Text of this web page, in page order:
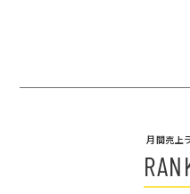
月間売上